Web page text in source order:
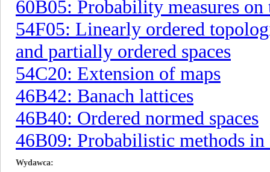
60B05: Probability measures on
54F05: Linearly ordered
and partially ordered spaces
54C20: Extension of maps
46B42: Banach lattices
46B40: Ordered normed spaces
46B09: Probabilistic methods in
Wydawca